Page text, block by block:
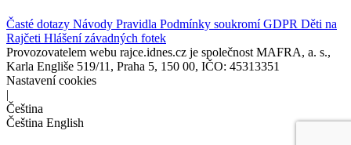
Časté dotazy Návody Pravidla Podmínky soukromíGDPR Děti na
Rajčeti Hlášení závadných fotek
Provozovatelem webu rajce.idnes.cz je společnost MAFRA, a. s.,
Karla Engliše 519/11, Praha 5, 150 00, IČO: 45313351
Nastavení cookies
|
Čeština
Čeština English